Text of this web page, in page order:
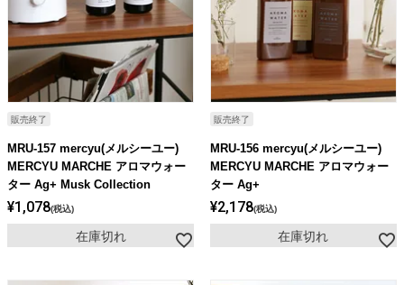
販売終了
MRU-157 mercyu(メルシーユー)
MERCYU MARCHE アロマウォー
ター Ag+ Musk Collection
¥1,078 税込
在庫切れ
販売終了
MRU-156 mercyu(メルシーユー)
MERCYU MARCHE アロマウォー
ター Ag+
¥2,178 税込
在庫切れ